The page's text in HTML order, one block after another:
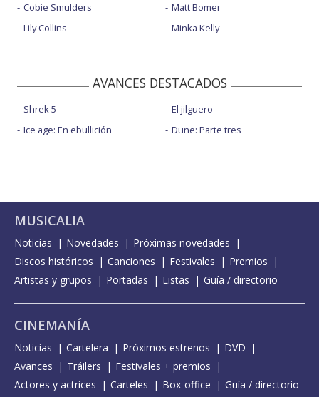
Cobie Smulders
Lily Collins
Matt Bomer
Minka Kelly
AVANCES DESTACADOS
Shrek 5
Ice age: En ebullición
El jilguero
Dune: Parte tres
MUSICALIA
Noticias Novedades
Próximas novedades
Discos históricos
Canciones Festivales
Premios
Artistas y grupos
Portadas Listas Guía / directorio
CINEMANÍA
Noticias Cartelera Próximos estrenos
DVD
Avances
Tráilers
Festivales + premios
Actores y actrices
Carteles Box-office Guía / directorio